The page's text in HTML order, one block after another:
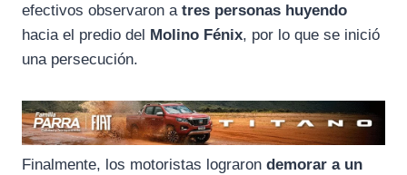
efectivos observaron a tres personas huyendo
hacia el predio del Molino Fénix, por lo que se inició
una persecución.
Finalmente, los motoristas lograron demorar a un